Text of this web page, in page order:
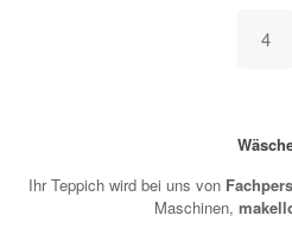
4
Ihr Teppich wird bei uns von
Maschinen,